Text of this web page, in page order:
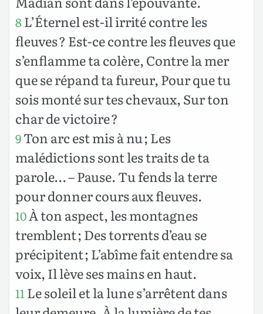
8L’Éternel est-il irrité contre les
fleuves ? Est-ce contre les fleuves que
s’enflamme ta colère, Contre la mer
que se répand ta fureur, Pour que tu
sois monté sur tes chevaux, Sur ton
char de victoire ?
9Ton arc est mis à nu ; Les
malédictions sont les traits de ta
parole… – Pause. Tu fends la terre
pour donner cours aux fleuves.
10À ton aspect, les montagnes
tremblent ; Des torrents d’eau se
précipitent ; L’abîme fait entendre sa
voix, Il lève ses mains en haut.
11 Le soleil et la lune s’arrêtent dans